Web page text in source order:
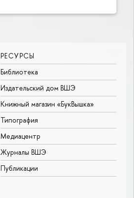
РЕСУРСЫ
Библиотека
Издательский дом ВШЭ
Книжный магазин «БукВышка»
Типография
Медиацентр
Журналы ВШЭ
Публикации